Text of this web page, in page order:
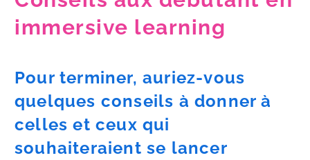
immersive learning
Pour terminer, auriez-vous
quelques conseils à donner à
celles et ceux qui
souhaiteraient se lancer